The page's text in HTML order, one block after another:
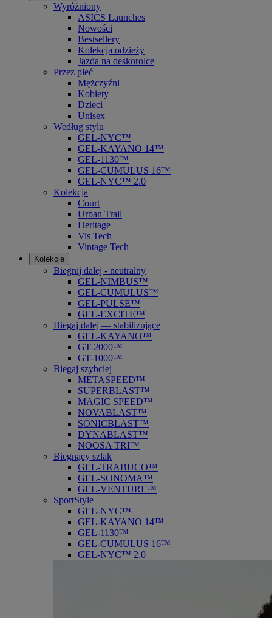
Wyróżniony
ASICS Launches
Nowości
Bestsellery
Kolekcja odzieży
Jazda na deskorolce
Przez płeć
Mężczyźni
Kobiety
Dzieci
Unisex
Według stylu
GEL-NYC™
GEL-KAYANO 14™
GEL-1130™
GEL-CUMULUS 16™
GEL-NYC™ 2.0
Kolekcja
Court
Urban Trail
Heritage
Vis Tech
Vintage Tech
Kolekcje
Biegnij dalej - neutralny
GEL-NIMBUS™
GEL-CUMULUS™
GEL-PULSE™
GEL-EXCITE™
Biegaj dalej — stabilizujące
GEL-KAYANO™
GT-2000™
GT-1000™
Biegaj szybciej
METASPEED™
SUPERBLAST™
MAGIC SPEED™
NOVABLAST™
SONICBLAST™
DYNABLAST™
NOOSA TRI™
Biegnący szlak
GEL-TRABUCO™
GEL-SONOMA™
GEL-VENTURE™
SportStyle
GEL-NYC™
GEL-KAYANO 14™
GEL-1130™
GEL-CUMULUS 16™
GEL-NYC™ 2.0